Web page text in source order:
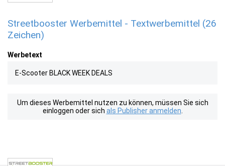
Streetbooster Werbemittel - Textwerbemittel (26
Zeichen)
Werbetext
E-Scooter BLACK WEEK DEALS
Um dieses Werbemittel nutzen zu können, müssen Sie sich
einloggen oder sich als Publisher anmelden